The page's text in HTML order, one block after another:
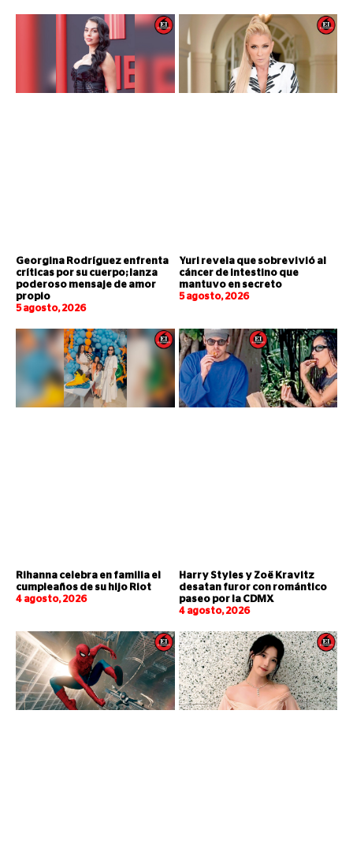
Georgina Rodríguez enfrenta
críticas por su cuerpo; lanza
poderoso mensaje de amor
propio
5 agosto, 2026
Yuri revela que sobrevivió al
cáncer de intestino que
mantuvo en secreto
5 agosto, 2026
Rihanna celebra en familia el
cumpleaños de su hijo Riot
4 agosto, 2026
Harry Styles y Zoë Kravitz
desatan furor con romántico
paseo por la CDMX
4 agosto, 2026